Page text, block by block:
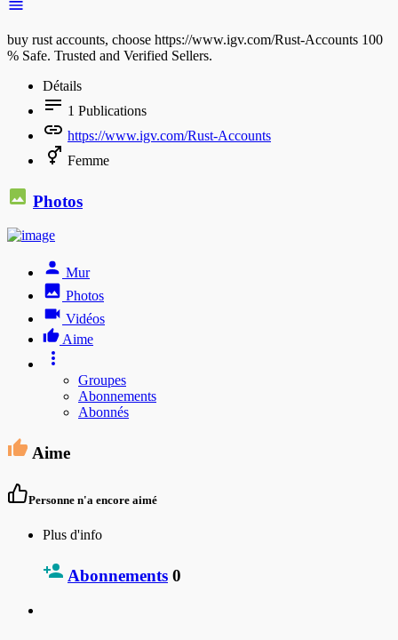
buy rust accounts, choose https://www.igv.com/Rust-Accounts 100
% Safe. Trusted and Verified Sellers.
Détails
1 Publications
https://www.igv.com/Rust-Accounts
Femme
Photos
Mur
Photos
Vidéos
Aime
Groupes
Abonnements
Abonnés
Aime
Personne n'a encore aimé
Plus d'info
Abonnements 0